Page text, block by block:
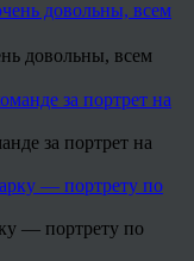
довольны, всем
за портрет на
— портрету по